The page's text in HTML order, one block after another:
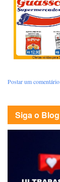
Postar um comentário
Siga o